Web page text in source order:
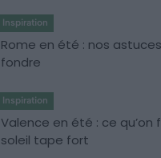
Inspiration
Rome en été : nos
fondre
Inspiration
Valence en été : ce qu’on
soleil tape fort